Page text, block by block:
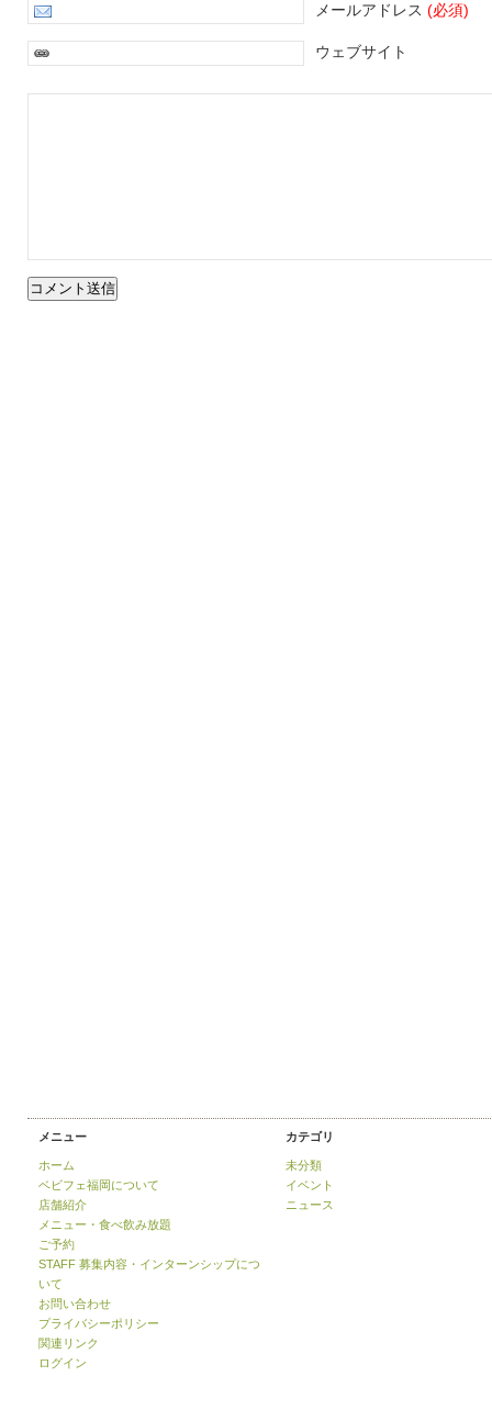
メールアドレス (必須)
ウェブサイト
メニュー
ホーム
ベビフェ福岡について
店舗紹介
メニュー・食べ飲み放題
ご予約
STAFF 募集内容・インターンシップにつ
いて
お問い合わせ
プライバシーポリシー
関連リンク
ログイン
カテゴリ
未分類
イベント
ニュース